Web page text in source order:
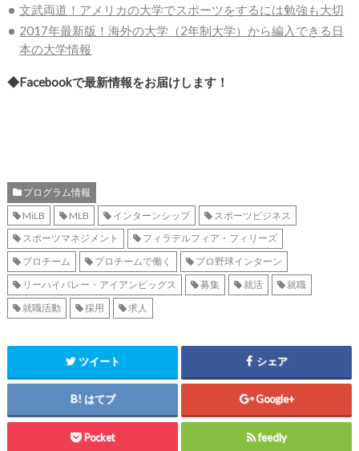
文武両道！アメリカの大学でスポーツをするには勉強も大切
2017年最新版！海外の大学（2年制大学）から編入できる日
本の大学情報
◆Facebookで最新情報をお届けします！
プログラム情報
MiLB
MLB インターンシップ
スポーツビジネス
スポーツマネジメント
フィラデルフィア・フィリーズ
プロチーム
プロチームで働く
プロ野球インターン
リーハイバレー・アイアンピッグス
募集 就活
就職
就職活動
採用 求人
ツイート シェア
はてブ Google+
Pocket feedly